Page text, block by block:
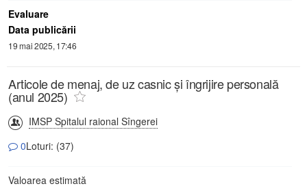
Evaluare
Data publicării
19 mai 2025, 17:46
Articole de menaj, de uz casnic și îngrijire personală
(anul 2025)
IMSP Spitalul raional Sîngerei
0Loturi: (37)
Valoarea estimată